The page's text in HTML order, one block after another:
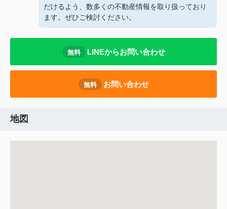
だけるよう、数多くの不動産情報を取り扱っており
ます。ぜひご検討ください。
無料 LINEからお問い合わせ
無料 お問い合わせ
地図